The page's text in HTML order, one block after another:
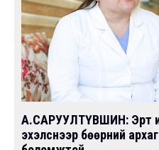
А.САРУУЛТҮВШИН: Эрт
эхэлснээр бөөрний